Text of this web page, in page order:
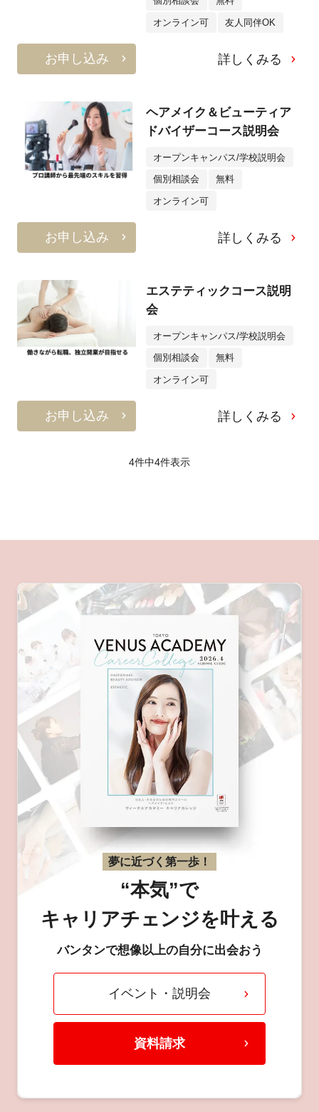
オンライン可 友人同伴OK
お申し込み 詳しくみる
ヘアメイク＆ビューティア
ドバイザーコース説明会
オープンキャンパス/学校説明会
個別相談会 無料
オンライン可
お申し込み 詳しくみる
エステティックコース説明
会
オープンキャンパス/学校説明会
個別相談会 無料
オンライン可
お申し込み 詳しくみる
4件中4件表示
夢に近づく第一歩！
“本気”で
キャリアチェンジを叶える
バンタンで想像以上の自分に出会おう
イベント・説明会
資料請求